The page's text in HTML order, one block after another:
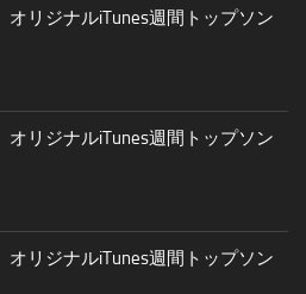
リジナルiTunes週間トップソン
リジナルiTunes週間トップソン
リジナルiTunes週間トップソン